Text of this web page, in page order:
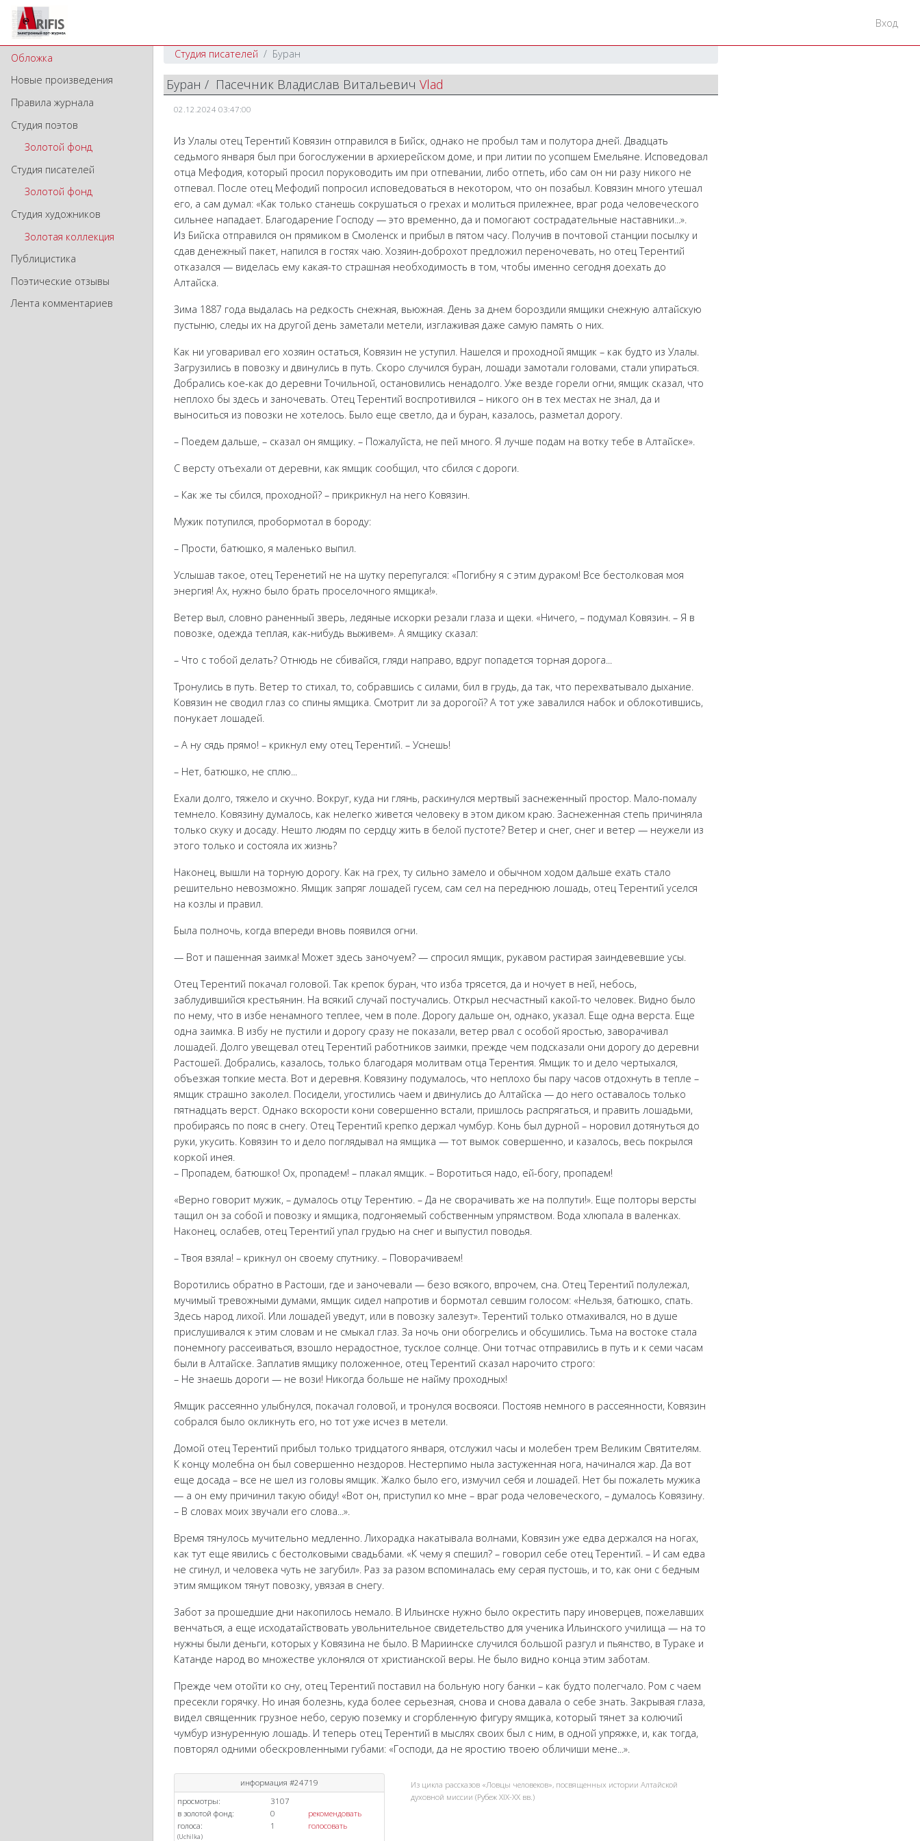
Вход
Обложка
Новые произведения
Правила журнала
Студия поэтов
Золотой фонд
Студия писателей
Золотой фонд
Студия художников
Золотая коллекция
Публицистика
Поэтические отзывы
Лента комментариев
Студия писателей Буран
Буран / Пасечник Владислав Витальевич Vlad
02.12.2024 03:47:00
Из Улалы отец Терентий Ковязин отправился в Бийск, однако не пробыл там и полутора дней. Двадцать
седьмого января был при богослужении в архиерейском доме, и при литии по усопшем Емельяне. Исповедовал
отца Мефодия, который просил поруководить им при отпевании, либо отпеть, ибо сам он ни разу никого не
отпевал. После отец Мефодий попросил исповедоваться в некотором, что он позабыл. Ковязин много утешал
его, а сам думал: «Как только станешь сокрушаться о грехах и молиться прилежнее, враг рода человеческого
сильнее нападает. Благодарение Господу — это временно, да и помогают сострадательные наставники...».
Из Бийска отправился он прямиком в Смоленск и прибыл в пятом часу. Получив в почтовой станции посылку и
сдав денежный пакет, напился в гостях чаю. Хозяин-доброхот предложил переночевать, но отец Терентий
отказался — виделась ему какая-то страшная необходимость в том, чтобы именно сегодня доехать до
Алтайска.
Зима 1887 года выдалась на редкость снежная, вьюжная. День за днем бороздили ямщики снежную алтайскую
пустыню, следы их на другой день заметали метели, изглаживая даже самую память о них.
Как ни уговаривал его хозяин остаться, Ковязин не уступил. Нашелся и проходной ямщик – как будто из Улалы.
Загрузились в повозку и двинулись в путь. Скоро случился буран, лошади замотали головами, стали упираться.
Добрались кое-как до деревни Точильной, остановились ненадолго. Уже везде горели огни, ямщик сказал, что
неплохо бы здесь и заночевать. Отец Терентий воспротивился – никого он в тех местах не знал, да и
выноситься из повозки не хотелось. Было еще светло, да и буран, казалось, разметал дорогу.
– Поедем дальше, – сказал он ямщику. – Пожалуйста, не пей много. Я лучше подам на вотку тебе в Алтайске».
С версту отъехали от деревни, как ямщик сообщил, что сбился с дороги.
– Как же ты сбился, проходной? – прикрикнул на него Ковязин.
Мужик потупился, пробормотал в бороду:
– Прости, батюшко, я маленько выпил.
Услышав такое, отец Теренетий не на шутку перепугался: «Погибну я с этим дураком! Все бестолковая моя
энергия! Ах, нужно было брать проселочного ямщика!».
Ветер выл, словно раненный зверь, ледяные искорки резали глаза и щеки. «Ничего, – подумал Ковязин. – Я в
повозке, одежда теплая, как-нибудь выживем». А ямщику сказал:
– Что с тобой делать? Отнюдь не сбивайся, гляди направо, вдруг попадется торная дорога...
Тронулись в путь. Ветер то стихал, то, собравшись с силами, бил в грудь, да так, что перехватывало дыхание.
Ковязин не сводил глаз со спины ямщика. Смотрит ли за дорогой? А тот уже завалился набок и облокотившись,
понукает лошадей.
– А ну сядь прямо! – крикнул ему отец Терентий. – Уснешь!
– Нет, батюшко, не сплю...
Ехали долго, тяжело и скучно. Вокруг, куда ни глянь, раскинулся мертвый заснеженный простор. Мало-помалу
темнело. Ковязину думалось, как нелегко живется человеку в этом диком краю. Заснеженная степь причиняла
только скуку и досаду. Нешто людям по сердцу жить в белой пустоте? Ветер и снег, снег и ветер — неужели из
этого только и состояла их жизнь?
Наконец, вышли на торную дорогу. Как на грех, ту сильно замело и обычном ходом дальше ехать стало
решительно невозможно. Ямщик запряг лошадей гусем, сам сел на переднюю лошадь, отец Терентий уселся
на козлы и правил.
Была полночь, когда впереди вновь появился огни.
— Вот и пашенная заимка! Может здесь заночуем? — спросил ямщик, рукавом растирая заиндевевшие усы.
Отец Терентий покачал головой. Так крепок буран, что изба трясется, да и ночует в ней, небось,
заблудившийся крестьянин. На всякий случай постучались. Открыл несчастный какой-то человек. Видно было
по нему, что в избе ненамного теплее, чем в поле. Дорогу дальше он, однако, указал. Еще одна верста. Еще
одна заимка. В избу не пустили и дорогу сразу не показали, ветер рвал с особой яростью, заворачивал
лошадей. Долго увещевал отец Терентий работников заимки, прежде чем подсказали они дорогу до деревни
Растошей. Добрались, казалось, только благодаря молитвам отца Терентия. Ямщик то и дело чертыхался,
объезжая топкие места. Вот и деревня. Ковязину подумалось, что неплохо бы пару часов отдохнуть в тепле –
ямщик страшно заколел. Посидели, угостились чаем и двинулись до Алтайска — до него оставалось только
пятнадцать верст. Однако вскорости кони совершенно встали, пришлось распрягаться, и править лошадьми,
пробираясь по пояс в снегу. Отец Терентий крепко держал чумбур. Конь был дурной – норовил дотянуться до
руки, укусить. Ковязин то и дело поглядывал на ямщика — тот вымок совершенно, и казалось, весь покрылся
коркой инея.
– Пропадем, батюшко! Ох, пропадем! – плакал ямщик. – Воротиться надо, ей-богу, пропадем!
«Верно говорит мужик, – думалось отцу Терентию. – Да не сворачивать же на полпути!». Еще полторы версты
тащил он за собой и повозку и ямщика, подгоняемый собственным упрямством. Вода хлюпала в валенках.
Наконец, ослабев, отец Терентий упал грудью на снег и выпустил поводья.
– Твоя взяла! – крикнул он своему спутнику. – Поворачиваем!
Воротились обратно в Растоши, где и заночевали — безо всякого, впрочем, сна. Отец Терентий полулежал,
мучимый тревожными думами, ямщик сидел напротив и бормотал севшим голосом: «Нельзя, батюшко, спать.
Здесь народ лихой. Или лошадей уведут, или в повозку залезут». Терентий только отмахивался, но в душе
прислушивался к этим словам и не смыкал глаз. За ночь они обогрелись и обсушились. Тьма на востоке стала
понемногу рассеиваться, взошло нерадостное, тусклое солнце. Они тотчас отправились в путь и к семи часам
были в Алтайске. Заплатив ямщику положенное, отец Терентий сказал нарочито строго:
– Не знаешь дороги — не вози! Никогда больше не найму проходных!
Ямщик рассеянно улыбнулся, покачал головой, и тронулся восвояси. Постояв немного в рассеянности, Ковязин
собрался было окликнуть его, но тот уже исчез в метели.
Домой отец Терентий прибыл только тридцатого января, отслужил часы и молебен трем Великим Святителям.
К концу молебна он был совершенно нездоров. Нестерпимо ныла застуженная нога, начинался жар. Да вот
еще досада – все не шел из головы ямщик. Жалко было его, измучил себя и лошадей. Нет бы пожалеть мужика
— а он ему причинил такую обиду! «Вот он, приступил ко мне – враг рода человеческого, – думалось Ковязину.
– В словах моих звучали его слова...».
Время тянулось мучительно медленно. Лихорадка накатывала волнами, Ковязин уже едва держался на ногах,
как тут еще явились с бестолковыми свадьбами. «К чему я спешил? – говорил себе отец Терентий. – И сам едва
не сгинул, и человека чуть не загубил». Раз за разом вспоминалась ему серая пустошь, и то, как они с бедным
этим ямщиком тянут повозку, увязая в снегу.
Забот за прошедшие дни накопилось немало. В Ильинске нужно было окрестить пару иноверцев, пожелавших
венчаться, а еще исходатайствовать увольнительное свидетельство для ученика Ильинского училища — на то
нужны были деньги, которых у Ковязина не было. В Мариинске случился большой разгул и пьянство, в Тураке и
Катанде народ во множестве уклонялся от христианской веры. Не было видно конца этим заботам.
Прежде чем отойти ко сну, отец Терентий поставил на больную ногу банки – как будто полегчало. Ром с чаем
пресекли горячку. Но иная болезнь, куда более серьезная, снова и снова давала о себе знать. Закрывая глаза,
видел священник грузное небо, серую поземку и сгорбленную фигуру ямщика, который тянет за колючий
чумбур изнуренную лошадь. И теперь отец Терентий в мыслях своих был с ним, в одной упряжке, и, как тогда,
повторял одними обескровленными губами: «Господи, да не яростию твоею обличиши мене...».
информация #24719
просмотры:
3107
в золотой фонд:
0
рекомендовать
голоса:
1 голосовать
(Uchilka)
Из цикла рассказов «Ловцы человеков», посвященных истории Алтайской
духовной миссии (Рубеж XIX-XX вв.)